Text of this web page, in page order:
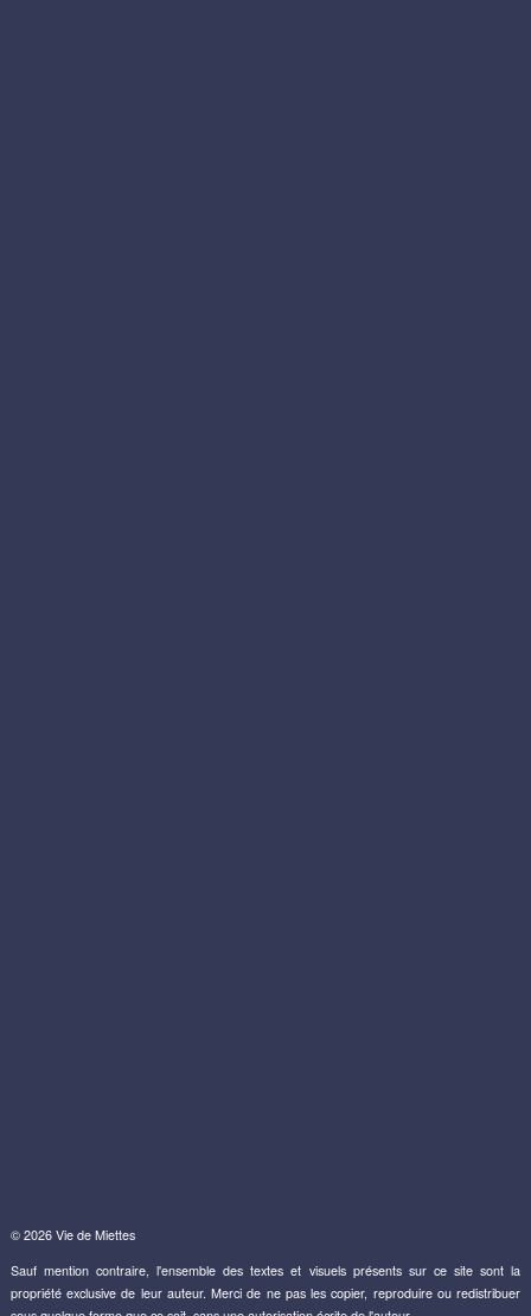
© 2026 Vie de Miettes
Sauf mention contraire, l'ensemble des textes et visuels présents sur ce site sont la
propriété exclusive de leur auteur. Merci de ne pas les copier, reproduire ou redistribuer